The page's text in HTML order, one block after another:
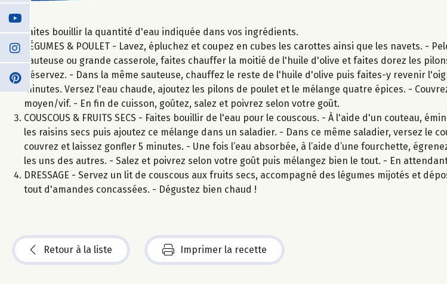
Faites bouillir la quantité d'eau indiquée dans vos ingrédients.
LÉGUMES & POULET - Lavez, épluchez et coupez en cubes les carottes ainsi que les navets. -
sauteuse ou grande casserole, faites chauffer la moitié de l'huile d'olive et faites dorez les
Réservez. - Dans la même sauteuse, chauffez le reste de l'huile d'olive puis faites-y revenir
minutes. Versez l'eau chaude, ajoutez les pilons de poulet et le mélange quatre épices. -
moyen/vif. - En fin de cuisson, goûtez, salez et poivrez selon votre goût.
COUSCOUS & FRUITS SECS - Faites bouillir de l'eau pour le couscous. - À l'aide d'un couteau,
les raisins secs puis ajoutez ce mélange dans un saladier. - Dans ce même saladier, versez le
couvrez et laissez gonfler 5 minutes. - Une fois l’eau absorbée, à l’aide d’une fourchette,
les uns des autres. - Salez et poivrez selon votre goût puis mélangez bien le tout. - En
DRESSAGE - Servez un lit de couscous aux fruits secs, accompagné des légumes mijotés et
tout d'amandes concassées. - Dégustez bien chaud !
Retour à la liste Imprimer la recette